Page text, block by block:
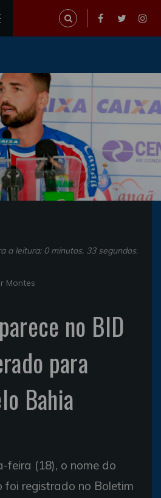
a leitura: 0 minutos, 33 segundos.
Montes
no BID
para
Bahia
feira (18), o nome do
foi registrado no Boletim